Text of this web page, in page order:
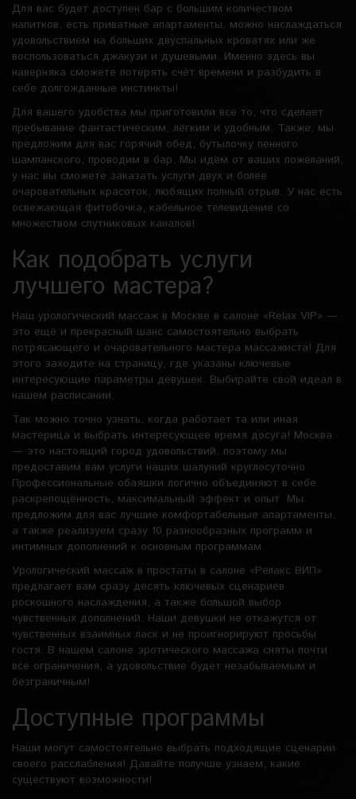
Для вас будет доступен бар с большим количеством
напитков, есть приватные апартаменты, можно наслаждаться
удовольствием на больших двуспальных кроватях или же
воспользоваться джакузи и душевыми. Именно здесь вы
наверняка сможете потерять счёт времени и разбудить в
себе долгожданные инстинкты!
Для вашего удобства мы приготовили все то, что сделает
пребывание фантастическим, лёгким и удобным. Также, мы
предложим для вас горячий обед, бутылочку пенного
шампанского, проводим в бар. Мы идём от ваших пожеланий,
у нас вы сможете заказать услуги двух и более
очаровательных красоток, любящих полный отрыв. У нас есть
освежающая фитобочка, кабельное телевидение со
множеством спутниковых каналов!
Как подобрать услуги
лучшего мастера?
Наш урологический массаж в Москве в салоне «Relax VIP» —
это ещё и прекрасный шанс самостоятельно выбрать
потрясающего и очаровательного мастера массажиста! Для
этого заходите на страницу, где указаны ключевые
интересующие параметры девушек. Выбирайте свой идеал в
нашем расписании.
Так можно точно узнать, когда работает та или иная
мастерица и выбрать интересующее время досуга! Москва
— это настоящий город удовольствий, поэтому мы
предоставим вам услуги наших шалуний круглосуточно.
Профессиональные обаяшки логично объединяют в себе
раскрепощённость, максимальный эффект и опыт. Мы
предложим для вас лучшие комфортабельные апартаменты,
а также реализуем сразу 10 разнообразных программ и
интимных дополнений к основным программам.
Урологический массаж в простаты в салоне «Релакс ВИП»
предлагает вам сразу десять ключевых сценариев
роскошного наслаждения, а также большой выбор
чувственных дополнений. Наши девушки не откажутся от
чувственных взаимных ласк и не проигнорируют просьбы
гостя. В нашем салоне эротического массажа сняты почти
все ограничения, а удовольствие будет незабываемым и
безграничным!
Доступные программы
Наши могут самостоятельно выбрать подходящие сценарии
своего расслабления! Давайте получше узнаем, какие
существуют возможности!